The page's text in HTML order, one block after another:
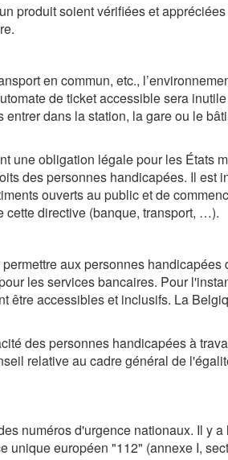
produit soient vérifiées et
en commun, etc.,
de ticket accessible sera
dans la station, la gare ou le
une obligation légale pour les États
des personnes handicapées. Il est
ouverts au public et de
cette directive (banque, transport, …).
aux personnes
les services bancaires. Pour
être accessibles et inclusifs. La
des personnes handicapées à
relative au cadre général de
numéros d'urgence nationaux. Il y a
européen "112" (annexe I,